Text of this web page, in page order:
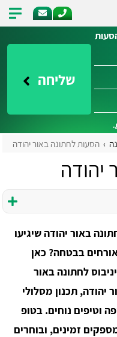
שליחה
.
הסעות לחתונה באור יהודה
יהודה
באור יהודה שיגיעו
בבטחה? כאן
לחתונה באור
יהודה, תכנון מסלולי
וטיפים נוחים. בטופ
מחיר מספקים זמינים, ובוחרים